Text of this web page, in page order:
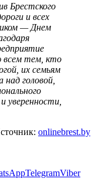
Брестского
и всех
— Днем
всем тем, кто
их семьям
головой,
уверенности,
onlinebrest.by
TelegramViber